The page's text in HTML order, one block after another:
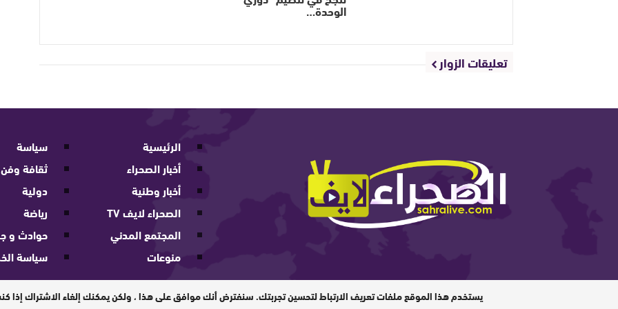
الوحدة…
تعليقات الزوار
الرئيسية
أخبار الصحراء
أخبار وطنية
الصحراء لايف TV
المجتمع المدني
منوعات
سياسة
ثقافة وفن
دولية
رياضة
حوادث و
سياسة
المدير المسؤول : ابيبك المحفوظ / جميع الحقوق محفوظة © 2026
يستخدم هذا الموقع ملفات تعريف الارتباط لتحسين تجربتك. سنفترض أنك موافق على هذا ، ولكن يمكنك إلغاء الاشتراك